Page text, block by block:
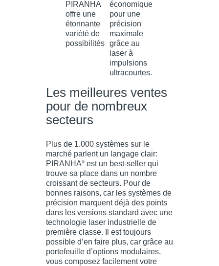
Les meilleures ventes
pour de nombreux
secteurs
Plus de 1.000 systèmes sur le
marché parlent un langage clair:
PIRANHA®est un best-seller qui
trouve sa place dans un nombre
croissant de secteurs. Pour de
bonnes raisons, car les systèmes de
précision marquent déjà des points
dans les versions standard avec une
technologie laser industrielle de
première classe. Il est toujours
possible d’en faire plus, car grâce au
portefeuille d’options modulaires,
vous composez facilement votre